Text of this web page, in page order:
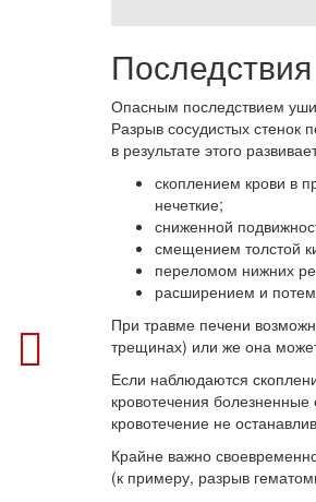
Последствия
Опасным последствием
Разрыв сосудистых стенок
в результате этого
скоплением крови в
нечеткие;
сниженной
смещением толстой
переломом нижних
расширением и
При травме печени
трещинах) или же она
Если наблюдаются
кровотечения
кровотечение не
Крайне важно
(к примеру, разрыв